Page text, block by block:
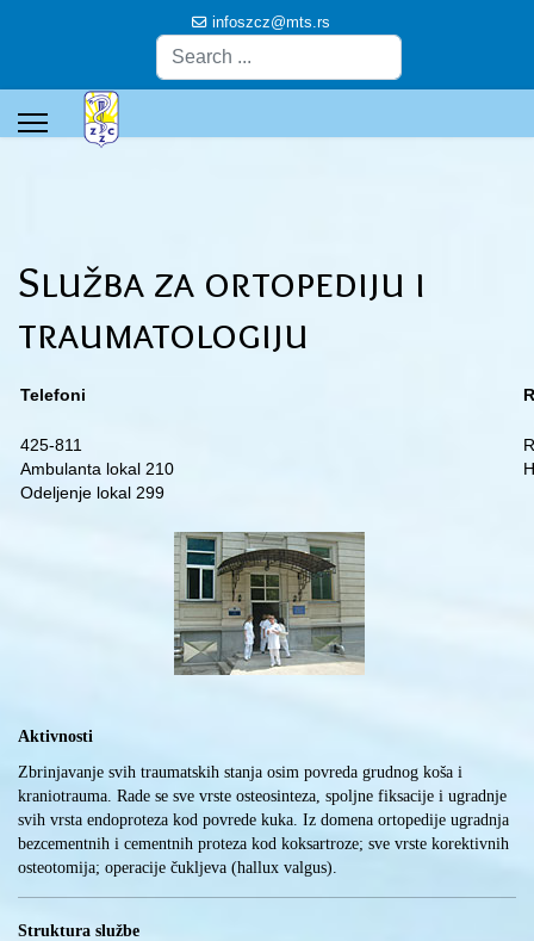
infoszcz@mts.rs
Služba za ortopediju i
traumatologiju
Telefoni
425-811
Ambulanta lokal 210
Odeljenje lokal 299
Aktivnosti
Zbrinjavanje svih traumatskih stanja osim povreda grudnog koša i
kraniotrauma. Rade se sve vrste osteosinteza, spoljne fiksacije i ugradnje
svih vrsta endoproteza kod povrede kuka. Iz domena ortopedije ugradnja
bezcementnih i cementnih proteza kod koksartroze; sve vrste korektivnih
osteotomija; operacije čukljeva (hallux valgus).
Struktura službe